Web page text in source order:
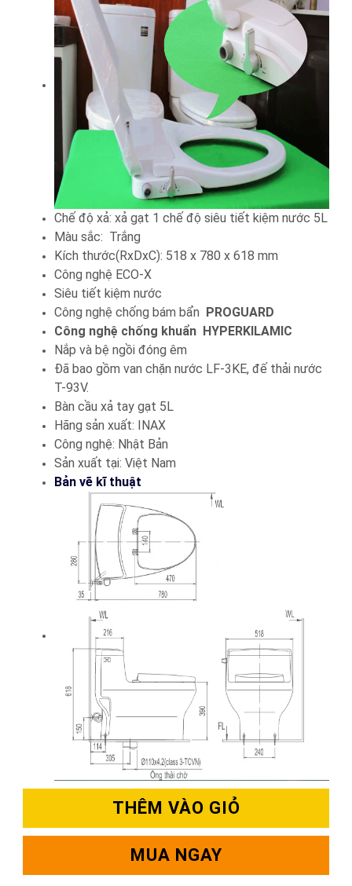
Chế độ xả: xả gạt 1 chế độ siêu tiết kiệm nước 5L
Màu sắc: Trắng
Kích thước(RxDxC): 518 x 780 x 618 mm
Công nghệ ECO-X
Siêu tiết kiệm nước
Công nghệ chống bám bẩn PROGUARD
Công nghệ chống khuẩn HYPERKILAMIC
Nắp và bệ ngồi đóng êm
Đã bao gồm van chặn nước LF-3KE, đế thải nước
T-93V.
Bàn cầu xả tay gạt 5L
Hãng sản xuất: INAX
Công nghệ: Nhật Bản
Sản xuất tại: Việt Nam
Bản vẽ kĩ thuật
THÊM VÀO GIỎ
MUA NGAY